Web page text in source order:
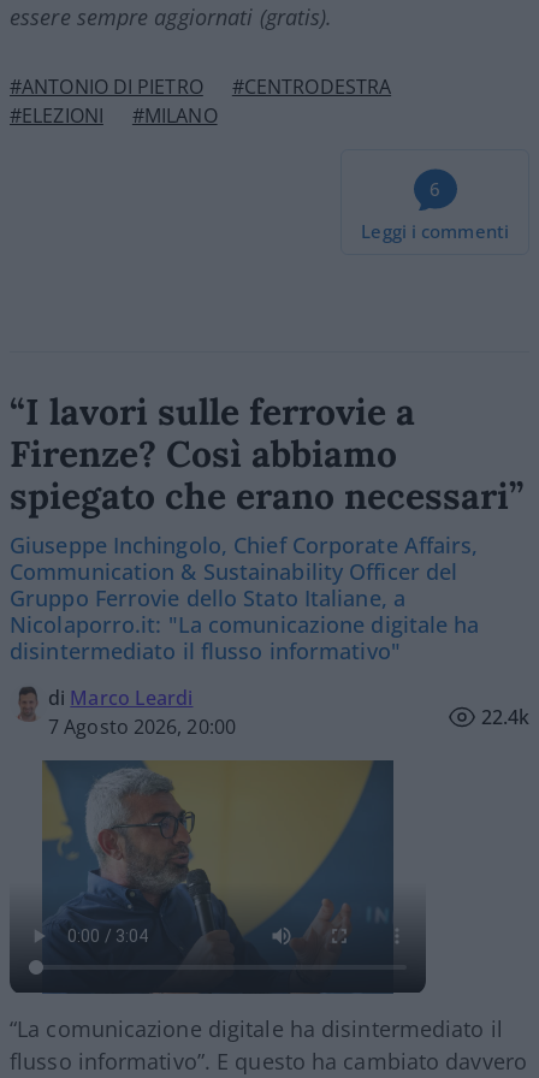
essere sempre aggiornati (gratis).
#ANTONIO DI PIETRO
#CENTRODESTRA
#ELEZIONI
#MILANO
6
Leggi i commenti
“I lavori sulle ferrovie a
Firenze? Così abbiamo
spiegato che erano necessari”
Giuseppe Inchingolo, Chief Corporate Affairs,
Communication & Sustainability Officer del
Gruppo Ferrovie dello Stato Italiane, a
Nicolaporro.it: "La comunicazione digitale ha
disintermediato il flusso informativo"
di Marco Leardi
7 Agosto 2026, 20:00
22.4k
“La comunicazione digitale ha disintermediato il
flusso informativo”. E questo ha cambiato davvero